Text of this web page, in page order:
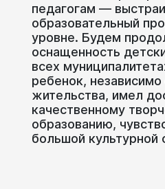
педагогам —
образовательный
уровне. Будем
оснащенность
всех
ребенок, независимо
жительства, имел
качественному
образованию,
большой культурной